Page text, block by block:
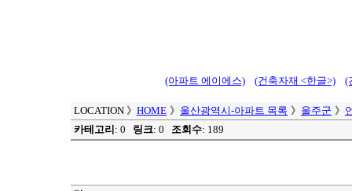
(아파트 에이에스) (건축자재 <한글>) (
LOCATION 》 HOME 》 울산광역시-아파트 목록 》 울주군 》
카테고리 : 0 링크: 0 조회수: 189